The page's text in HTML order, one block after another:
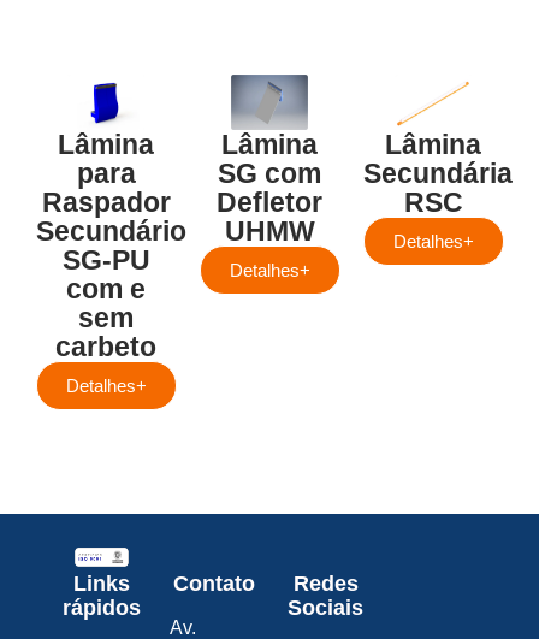
Lâmina
para
Raspador
Secundário
SG-PU
com e
sem
carbeto
Detalhes+
Lâmina
SG com
Defletor
UHMW
Detalhes+
Lâmina
Secundária
RSC
Detalhes+
Links
rápidos
Contato
Av.
Redes
Sociais